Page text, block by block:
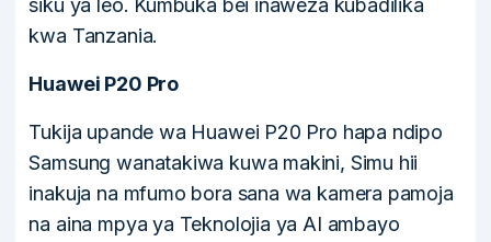
siku ya leo. Kumbuka bei inaweza kubadilika
kwa Tanzania.
Huawei P20 Pro
Tukija upande wa Huawei P20 Pro hapa ndipo
Samsung wanatakiwa kuwa makini, Simu hii
inakuja na mfumo bora sana wa kamera pamoja
na aina mpya ya Teknolojia ya AI ambayo